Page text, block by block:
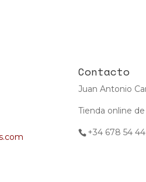
Contacto
Juan Antonio
Tienda online
+34 678 54